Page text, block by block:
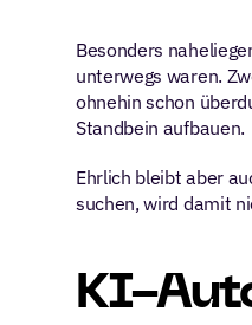
Besonders
unterwegs waren.
ohnehin schon
Standbein aufbauen.
Ehrlich bleibt aber
suchen, wird damit
KI-